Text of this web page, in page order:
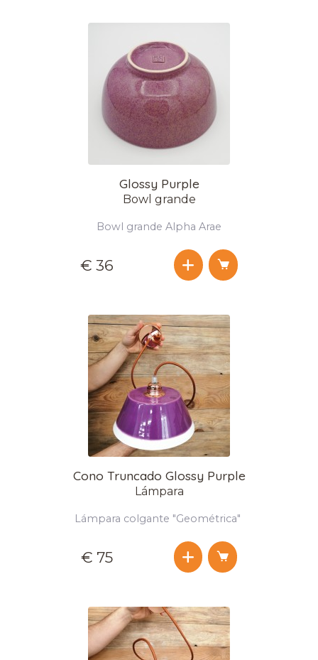
Glossy Purple
Bowl grande
Bowl grande Alpha Arae
€ 36
Cono Truncado Glossy Purple
Lámpara
Lámpara colgante "Geométrica"
€ 75